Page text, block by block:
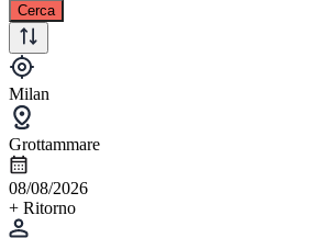
Cerca
Milan
Grottammare
08/08/2026
+ Ritorno